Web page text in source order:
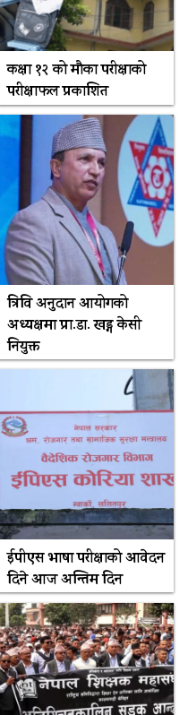
कक्षा १२ को मौका परीक्षाको
परीक्षाफल प्रकाशित
त्रिवि अनुदान आयोगको
अध्यक्षमा प्रा.डा. खड्ग केसी
नियुक्त
ईपीएस भाषा परीक्षाको आवेदन
दिने आज अन्तिम दिन